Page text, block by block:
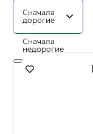
Сначала
дорогие
Сначала
недорогие